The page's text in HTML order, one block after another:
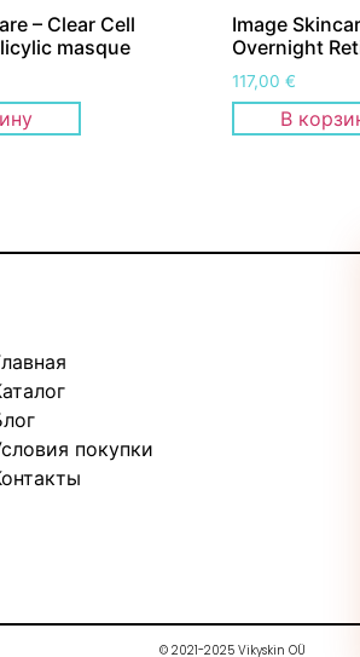
– Clear Cell
masque
Image
Overnight
117,00 €
В
покупки
© 2021-2025 Vikyskin OÜ